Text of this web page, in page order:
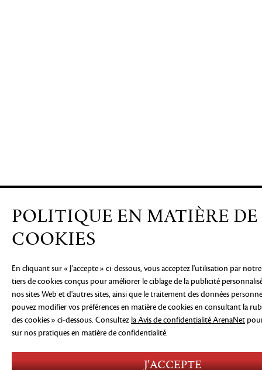
POLITIQUE EN MATIÈRE DE
COOKIES
En cliquant sur « J'accepte » ci-dessous, vous acceptez l'utilisation par
tiers de cookies conçus pour améliorer le ciblage de la publicité
nos sites Web et d'autres sites, ainsi que le traitement des données
pouvez modifier vos préférences en matière de cookies en consultant la
des cookies » ci-dessous. Consultez la Avis de confidentialité ArenaNet
sur nos pratiques en matière de confidentialité.
J'ACCEPTE